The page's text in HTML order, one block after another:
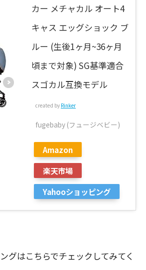
カー メチャカル オート4
キャス エッグショック ブ
ルー (生後1ヶ月~36ヶ月
頃まで対象) SG基準適合
スゴカル互換モデル
created by Rinker
fugebaby (フュージベビー)
Amazon
楽天市場
Yahooショッピング
グはこちらでチェックしてみてく